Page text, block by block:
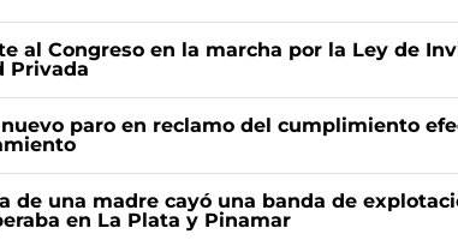
al Congreso en la marcha por la Ley de
Privada
paro en reclamo del cumplimiento
de una madre cayó una banda de
en La Plata y Pinamar